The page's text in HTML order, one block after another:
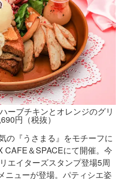
ーブチキンとオレンジのグリ
円（税抜）
の『うさまる』をモチーフに
CAFE＆SPACEにて開催。今
エイターズスタンプ登場5周
ニューが登場。パティシエ姿